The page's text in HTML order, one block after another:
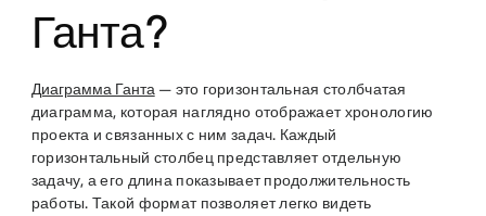
Ганта?
Диаграмма Ганта — это горизонтальная столбчатая
диаграмма, которая наглядно отображает хронологию
проекта и связанных с ним задач. Каждый
горизонтальный столбец представляет отдельную
задачу, а его длина показывает продолжительность
работы. Такой формат позволяет легко видеть